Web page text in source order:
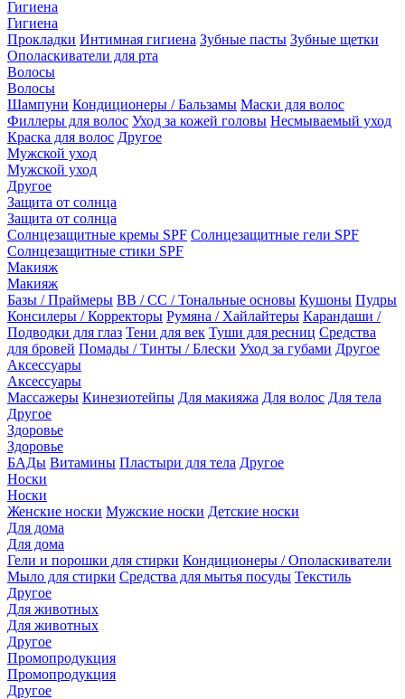
Гигиена
Гигиена
Прокладки Интимная гигиена Зубные пасты Зубные щетки
Ополаскиватели для рта
Волосы
Волосы
Шампуни Кондиционеры / Бальзамы Маски для волос
Филлеры для волос Уход за кожей головы Несмываемый уход
Краска для волос Другое
Мужской уход
Мужской уход
Другое
Защита от солнца
Защита от солнца
Солнцезащитные кремы SPF Солнцезащитные гели SPF
Солнцезащитные стики SPF
Макияж
Макияж
Базы / Праймеры BB / CC / Тональные основы Кушоны Пудры
Консилеры / Корректоры Румяна / Хайлайтеры Карандаши /
Подводки для глаз Тени для век Туши для ресниц Средства
для бровей Помады / Тинты / Блески Уход за губами Другое
Аксессуары
Аксессуары
Массажеры Кинезиотейпы Для макияжа Для волос Для тела
Другое
Здоровье
Здоровье
БАДы Витамины Пластыри для тела Другое
Носки
Носки
Женские носки Мужские носки Детские носки
Для дома
Для дома
Гели и порошки для стирки Кондиционеры / Ополаскиватели
Мыло для стирки Средства для мытья посуды Текстиль
Другое
Для животных
Для животных
Другое
Промопродукция
Промопродукция
Другое